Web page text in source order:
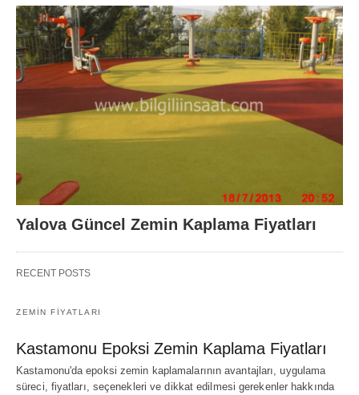
Yalova Güncel Zemin Kaplama Fiyatları
RECENT POSTS
ZEMIN FIYATLARI
Kastamonu Epoksi Zemin Kaplama Fiyatları
Kastamonu'da epoksi zemin kaplamalarının avantajları, uygulama
süreci, fiyatları, seçenekleri ve dikkat edilmesi gerekenler hakkında